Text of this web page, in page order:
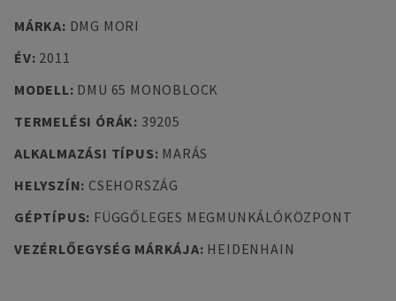
MÁRKA: DMG MORI
ÉV: 2011
MODELL: DMU 65 MONOBLOCK
TERMELÉSI ÓRÁK: 39205
ALKALMAZÁSI TÍPUS: MARÁS
HELYSZÍN: CSEHORSZÁG
GÉPTÍPUS: FÜGGŐLEGES MEGMUNKÁLÓKÖZPONT
VEZÉRLŐEGYSÉG MÁRKÁJA: HEIDENHAIN